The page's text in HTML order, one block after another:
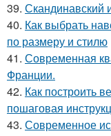
39. Скандинавский
40. Как выбрать
по размеру и стилю
41. Современная
Франции.
42. Как построить
пошаговая
43. Современное